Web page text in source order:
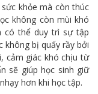
khỏe mà còn thúc
không còn mùi khó
có thể duy trì sự tập
không bị quấy rầy bởi
cảm giác khó chịu từ
sẽ giúp học sinh giữ
hơn khi học tập.